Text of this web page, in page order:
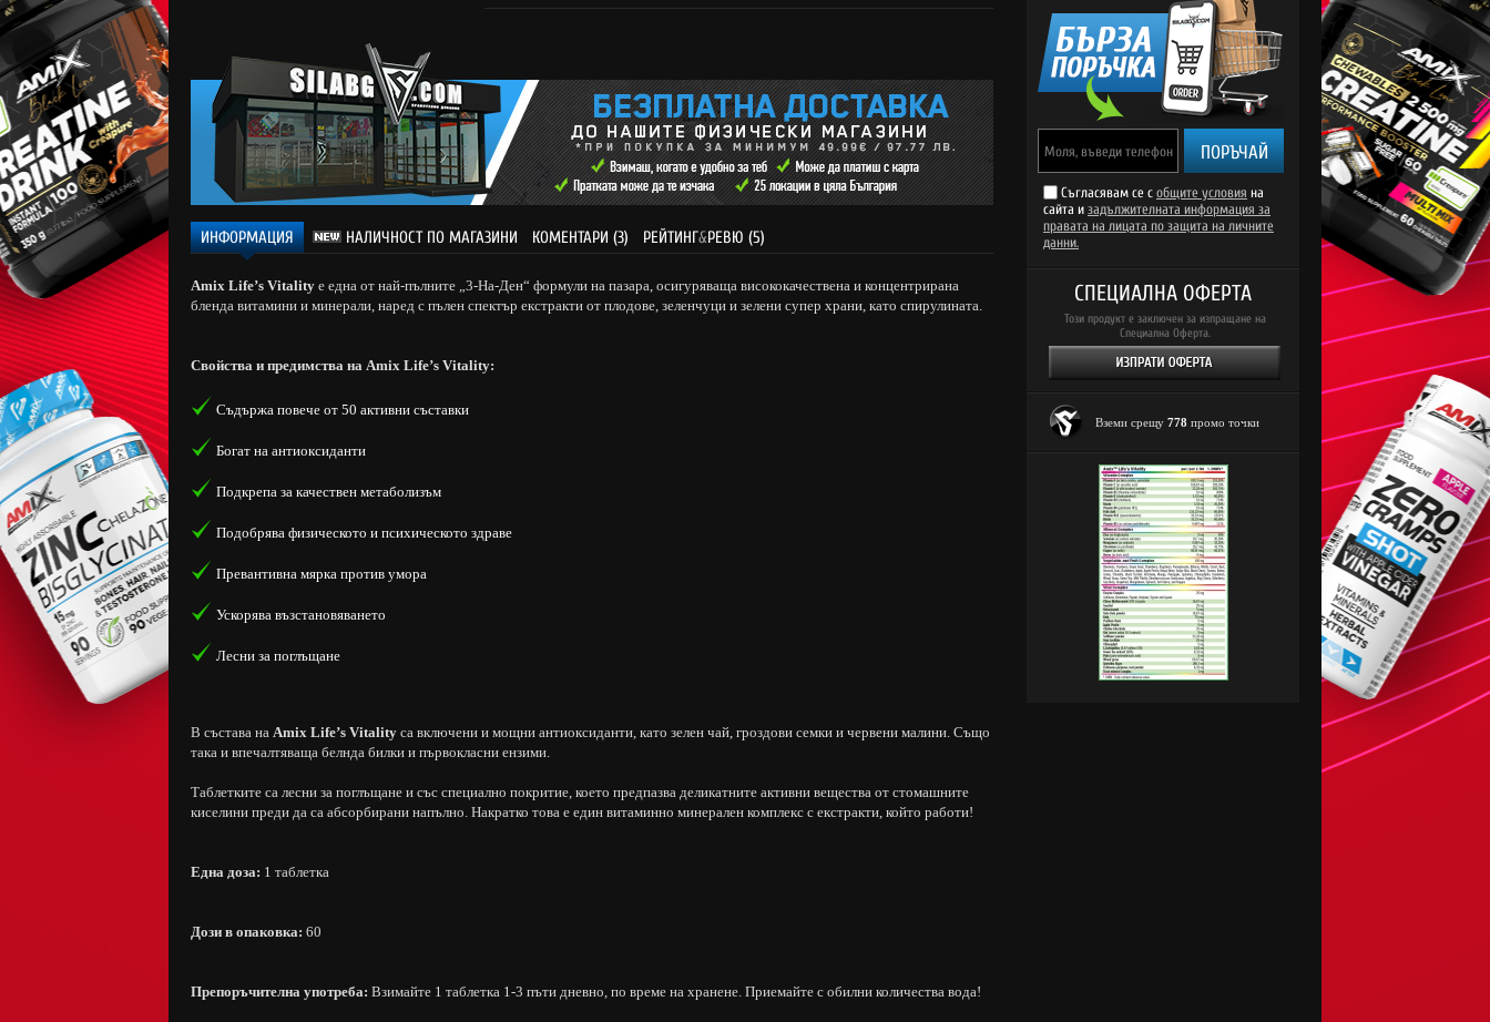
ИНФОРМАЦИЯ НАЛИЧНОСТ ПО МАГАЗИНИ КОМЕНТАРИ (3) РЕЙТИНГ&РЕВЮ (5)
Amix Life’s Vitality е една от най-пълните „3-На-Ден“ формули на пазара, осигуряваща висококачествена и концентрирана
бленда витамини и минерали, наред с пълен спектър екстракти от плодове, зеленчуци и зелени супер храни, като спирулината.
Свойства и предимства на Amix Life’s Vitality:
Съдържа повече от 50 активни съставки
Богат на антиоксиданти
Подкрепа за качествен метаболизъм
Подобрява физическото и психическото здраве
Превантивна мярка против умора
Ускорява възстановяването
Лесни за поглъщане
В състава на Amix Life’s Vitality са включени и мощни антиоксиданти, като зелен чай, гроздови семки и червени малини. Също
така и впечалтяваща белнда билки и първокласни ензими.
Таблетките са лесни за поглъщане и със специално покритие, което предпазва деликатните активни вещества от стомашните
киселини преди да са абсорбирани напълно. Накратко това е един витаминно минерален комплекс с екстракти, който работи!
Една доза: 1 таблетка
Дози в опаковка: 60
Препоръчителна употреба: Взимайте 1 таблетка 1-3 пъти дневно, по време на хранене. Приемайте с обилни количества вода!
ПОРЪЧАЙ
Съгласявам се с общите условия на
сайта и задължителната информация за
правата на лицата по защита на личните
данни.
СПЕЦИАЛНА ОФЕРТА
Този продукт е заключен за изпращане на
Специална Оферта.
Вземи срещу 778 промо точки